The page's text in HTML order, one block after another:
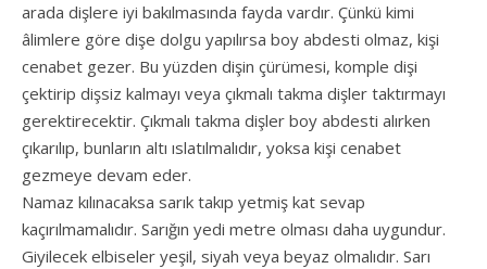
arada dişlere iyi bakılmasında fayda vardır. Çünkü kimi
âlimlere göre dişe dolgu yapılırsa boy abdesti olmaz, kişi
cenabet gezer. Bu yüzden dişin çürümesi, komple dişi
çektirip dişsiz kalmayı veya çıkmalı takma dişler taktırmayı
gerektirecektir. Çıkmalı takma dişler boy abdesti alırken
çıkarılıp, bunların altı ıslatılmalıdır, yoksa kişi cenabet
gezmeye devam eder.
Namaz kılınacaksa sarık takıp yetmiş kat sevap
kaçırılmamalıdır. Sarığın yedi metre olması daha uygundur.
Giyilecek elbiseler yeşil, siyah veya beyaz olmalıdır. Sarı